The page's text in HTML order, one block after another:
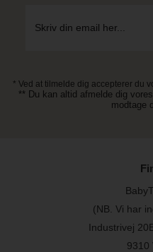
* Ved at tilmelde dig accepterer du
** Du kan altid afmelde dig
modtage
(NB. Vi har
Industrivej
9310